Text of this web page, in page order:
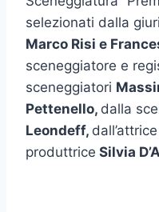
selezionati dalla
Marco Risi e
sceneggiatore e
sceneggiatori
Pettenello, dalla
Leondeff, dall’attrice
produttrice Silvia